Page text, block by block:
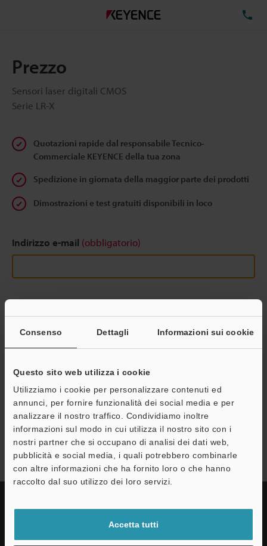
Consenso Dettagli Informazioni sui cookie
Questo sito web utilizza i cookie
Utilizziamo i cookie per personalizzare contenuti ed
annunci, per fornire funzionalità dei social media e per
analizzare il nostro traffico. Condividiamo inoltre
informazioni sul modo in cui utilizza il nostro sito con i
nostri partner che si occupano di analisi dei dati web,
pubblicità e social media, i quali potrebbero combinarle
con altre informazioni che ha fornito loro o che hanno
raccolto dal suo utilizzo dei loro servizi.
Accetta tutti
Prezzo
Sensori laser digitali CMOS
Serie LR-X
Quotazioni rapide dal responsabile Tecnico-
Commerciale KEYENCE della tua zona
Spedizione in giornata della maggior parte dei prodotti
Dimostrazioni e test gratuiti disponibili in loco
Indirizzo e-mail (obbligatorio)
Continua
mai condivise.
Dichiarazione sulla privacy
Serie LR-X